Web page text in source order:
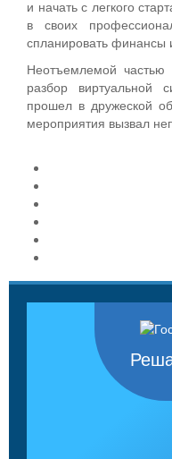
и начать с легкого
в своих
спланировать финансы
Неотъемлемой
разбор виртуальной
прошел в дружеской
мероприятия вызвал